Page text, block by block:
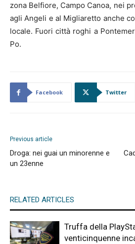
zona Belfiore, Campo Canoa, nei
agli Angeli e al Migliaretto anche
locale. Fuori città roghi a
Po.
Facebook Twitter
Previous article
Droga: nei guai un minorenne e
un 23enne
RELATED ARTICLES
Truffa della
venticinquenne